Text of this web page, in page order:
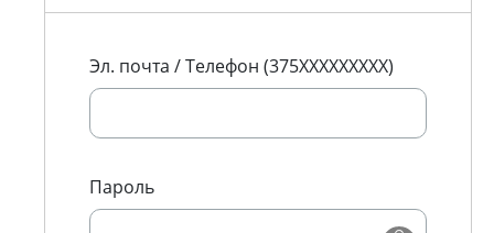
Эл. почта / Телефон (375XXXXXXXXX)
Пароль